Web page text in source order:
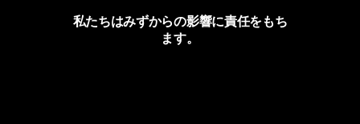
私たちはみずからの影響に責任をもち
ます。